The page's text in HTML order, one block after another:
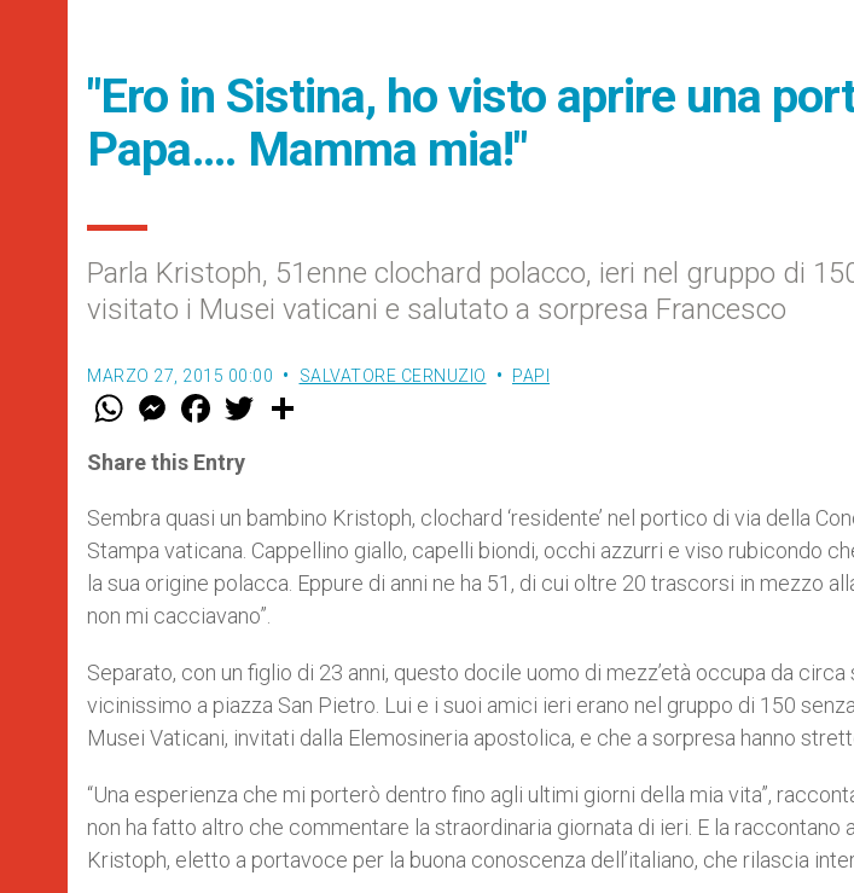
"Ero in Sistina, ho visto aprire una
Papa…. Mamma mia!"
Parla Kristoph, 51enne clochard polacco, ieri nel gruppo di
visitato i Musei vaticani e salutato a sorpresa Francesco
MARZO 27, 2015 00:00 SALVATORE CERNUZIO PAPI
W
t
s
p
p
M
e
s
e
g
e
r
F
a
e
b
o
k
w
r
Share this Entry
Sembra quasi un bambino Kristoph, clochard ‘residente’ nel portico di via della
Stampa vaticana. Cappellino giallo, capelli biondi, occhi azzurri e viso rubicondo
la sua origine polacca. Eppure di anni ne ha 51, di cui oltre 20 trascorsi in mezzo
non mi cacciavano”.
Separato, con un figlio di 23 anni, questo docile uomo di mezz’età occupa da
vicinissimo a piazza San Pietro. Lui e i suoi amici ieri erano nel gruppo di 150
Musei Vaticani, invitati dalla Elemosineria apostolica, e che a sorpresa hanno
“Una esperienza che mi porterò dentro fino agli ultimi giorni della mia vita”,
non ha fatto altro che commentare la straordinaria giornata di ieri. E la raccontano
Kristoph, eletto a portavoce per la buona conoscenza dell’italiano, che rilascia